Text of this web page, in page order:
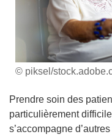
© piksel/
Prendre soin des
particulièrement
s’accompagne